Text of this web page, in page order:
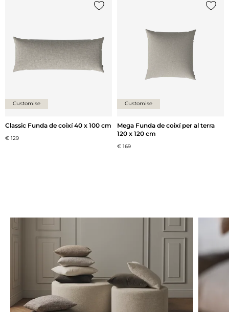
Customise
Classic Funda de coixí 40 x 100 cm
€ 129
Customise
Mega Funda de coixí per al terra
120 x 120 cm
€ 169